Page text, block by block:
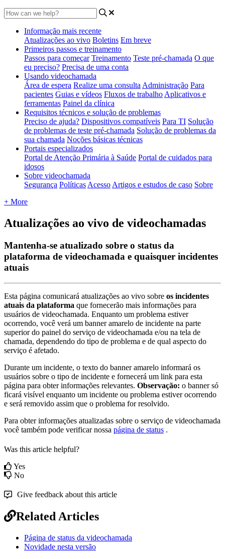
Informação mais recente
Atualizações ao vivo Boletins Em breve
Primeiros passos e treinamento
Passos para começar Treinamento Teste pré-chamada O que
eu preciso? Precisa de uma conta
Usando videochamada
Área de espera Realize uma consulta Administração Para
pacientes Guias e vídeos Fluxos de trabalho Aplicativos e
ferramentas Painel da clínica
Requisitos técnicos e solução de problemas
Preciso de ajuda? Dispositivos compatíveis Para TI Solução
de problemas de teste pré-chamada Solução de problemas da
sua chamada Noções básicas técnicas
Portais especializados
Portal de Atenção Primária à Saúde Portal de cuidados para
idosos
Sobre videochamada
Segurança Políticas Acesso Artigos e estudos de caso Sobre
+ More
Atualizações ao vivo de videochamadas
Mantenha-se atualizado sobre o status da
plataforma de videochamada e quaisquer incidentes
atuais
Esta página comunicará atualizações ao vivo sobre os incidentes
atuais da plataforma que fornecerão mais informações para
usuários de videochamada. Enquanto um problema estiver
ocorrendo, você verá um banner amarelo de incidente na parte
superior do painel do serviço de videochamada e/ou na tela de
chamada, dependendo do tipo de problema e de qual aspecto do
serviço é afetado.
Durante um incidente, o texto do banner amarelo informará os
usuários sobre o tipo de incidente e fornecerá um link para esta
página para obter informações relevantes. Observação: o banner só
ficará visível enquanto um incidente ou problema estiver ocorrendo
e será removido assim que o problema for resolvido.
Para obter informações atualizadas sobre o serviço de videochamada
você também pode verificar nossa página de status .
Was this article helpful?
Yes
No
Give feedback about this article
Related Articles
Página de status da videochamada
Novidade nesta versão